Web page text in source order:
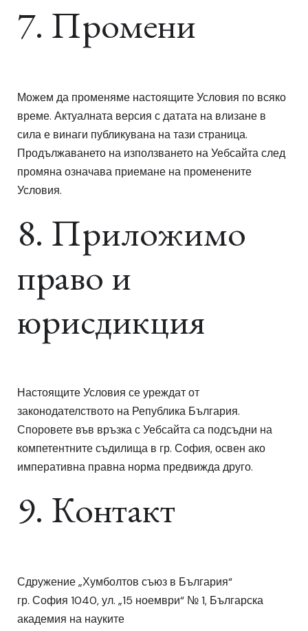
7. Промени
Можем да променяме настоящите Условия по всяко
време. Актуалната версия с датата на влизане в
сила е винаги публикувана на тази страница.
Продължаването на използването на Уебсайта след
промяна означава приемане на променените
Условия.
8. Приложимо
право и
юрисдикция
Настоящите Условия се уреждат от
законодателството на Република България.
Споровете във връзка с Уебсайта са подсъдни на
компетентните съдилища в гр. София, освен ако
императивна правна норма предвижда друго.
9. Контакт
Сдружение „Хумболтов съюз в България“
гр. София 1040, ул. „15 ноември“ № 1, Българска
академия на науките